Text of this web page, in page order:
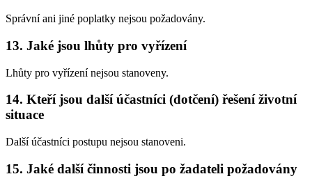
Správní ani jiné poplatky nejsou požadovány.
13. Jaké jsou lhůty pro vyřízení
Lhůty pro vyřízení nejsou stanoveny.
14. Kteří jsou další účastníci (dotčení) řešení životní
situace
Další účastníci postupu nejsou stanoveni.
15. Jaké další činnosti jsou po žadateli požadovány